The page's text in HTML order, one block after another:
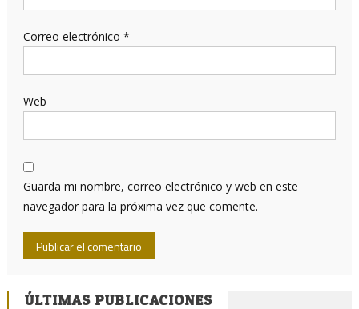
Correo electrónico *
Web
Guarda mi nombre, correo electrónico y web en este
navegador para la próxima vez que comente.
ÚLTIMAS PUBLICACIONES